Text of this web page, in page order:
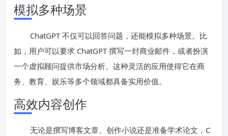
模拟多种场景
ChatGPT 不仅可以回答问题，还能模拟多种场景。比
如，用户可以要求 ChatGPT 撰写一封商业邮件，或者扮演
一个虚拟顾问提供市场分析。这种灵活的应用使得它在商
务、教育、娱乐等多个领域都具备实用价值。
高效内容创作
无论是撰写博客文章、创作小说还是准备学术论文，C